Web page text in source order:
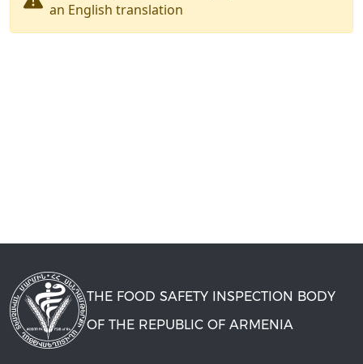
an English translation
THE FOOD SAFETY INSPECTION BODY
OF THE REPUBLIC OF ARMENIA